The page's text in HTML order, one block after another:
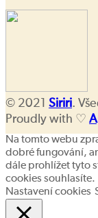
© 2021 Siriri.
Proudly with ♡
Na tomto webu
dobré fungování,
dále prohlížet tyto
cookies souhlasíte.
Nastavení cookies